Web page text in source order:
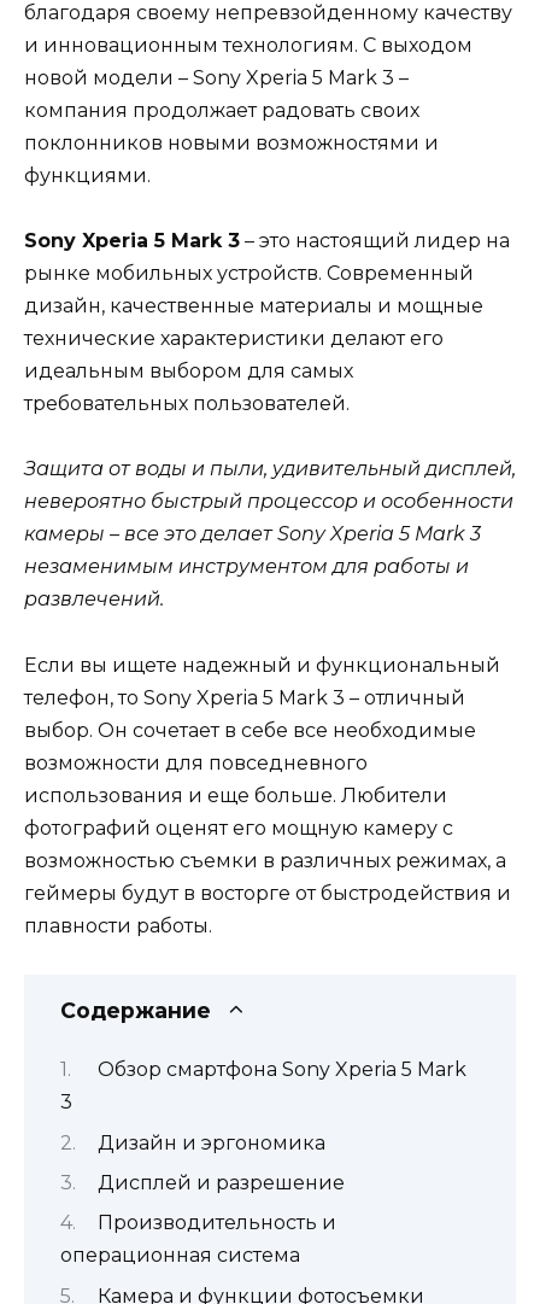
благодаря своему непревзойденному качеству
и инновационным технологиям. С выходом
новой модели – Sony Xperia 5 Mark 3 –
компания продолжает радовать своих
поклонников новыми возможностями и
функциями.
Sony Xperia 5 Mark 3 – это настоящий лидер на
рынке мобильных устройств. Современный
дизайн, качественные материалы и мощные
технические характеристики делают его
идеальным выбором для самых
требовательных пользователей.
Защита от воды и пыли, удивительный дисплей,
невероятно быстрый процессор и особенности
камеры – все это делает Sony Xperia 5 Mark 3
незаменимым инструментом для работы и
развлечений.
Если вы ищете надежный и функциональный
телефон, то Sony Xperia 5 Mark 3 – отличный
выбор. Он сочетает в себе все необходимые
возможности для повседневного
использования и еще больше. Любители
фотографий оценят его мощную камеру с
возможностью съемки в различных режимах, а
геймеры будут в восторге от быстродействия и
плавности работы.
Содержание
Обзор смартфона Sony Xperia 5 Mark
3
Дизайн и эргономика
Дисплей и разрешение
Производительность и
операционная система
Камера и функции фотосъемки